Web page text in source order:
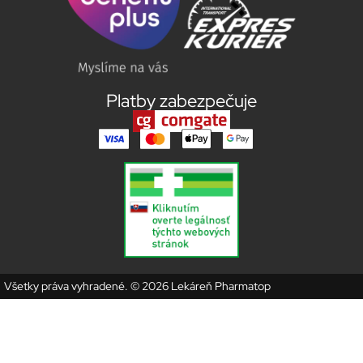
Platby zabezpečuje
Všetky práva vyhradené. © 2026 Lekáreň Pharmatop